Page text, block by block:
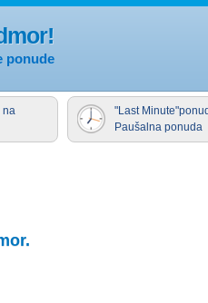
ponude
na
"Last
Paušalna ponuda